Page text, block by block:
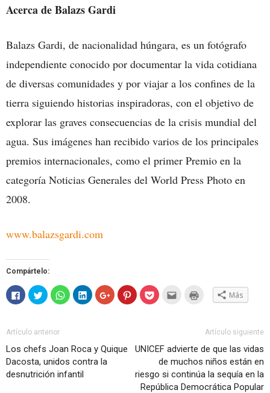
Acerca de Balazs Gardi
Balazs Gardi, de nacionalidad húngara, es un fotógrafo
independiente conocido por documentar la vida cotidiana
de diversas comunidades y por viajar a los confines de la
tierra siguiendo historias inspiradoras, con el objetivo de
explorar las graves consecuencias de la crisis mundial del
agua. Sus imágenes han recibido varios de los principales
premios internacionales, como el primer Premio en la
categoría Noticias Generales del World Press Photo en
2008.
www.balazsgardi.com
Compártelo:
Haz
clic
para
Facebook
(Se
abre
en
una
ventana
nueva)
Haz
clic
para
Twitter
(Se
abre
en
una
ventana
nueva)
Haz
clic
para
abre
en
una
ventana
nueva)
Haz
clic
para
abre
en
una
ventana
Haz
clic
para
abre
en
Haz
clic
para
abre
en
ventana
nueva)
Haz
clic
abre
en
una
ventana
nueva)
Hac
electrónico
a
un
amigo
(Se
abre
en
una
abre
en
una
ventana
nueva)
Más
Artículo anterior
Los chefs Joan Roca y Quique
Dacosta, unidos contra la
desnutrición infantil
Artículo siguiente
UNICEF advierte de que las vidas
de muchos niños están en
riesgo si continúa la sequía en la
República Democrática Popular